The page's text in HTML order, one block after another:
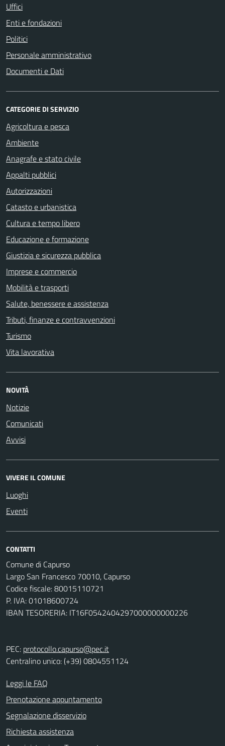
Uffici
Enti e fondazioni
Politici
Personale amministrativo
Documenti e Dati
CATEGORIE DI SERVIZIO
Agricoltura e pesca
Ambiente
Anagrafe e stato civile
Appalti pubblici
Autorizzazioni
Catasto e urbanistica
Cultura e tempo libero
Educazione e formazione
Giustizia e sicurezza pubblica
Imprese e commercio
Mobilità e trasporti
Salute, benessere e assistenza
Tributi, finanze e contravvenzioni
Turismo
Vita lavorativa
NOVITÀ
Notizie
Comunicati
Avvisi
VIVERE IL COMUNE
Luoghi
Eventi
CONTATTI
Comune di Capurso
Largo San Francesco 70010, Capurso
Codice fiscale: 80015110721
P. IVA: 01018600724
IBAN TESORERIA: IT16F0542404297000000000226
PEC: protocollo.capurso@pec.it
Centralino unico: (+39) 0804551124
Leggi le FAQ
Prenotazione appuntamento
Segnalazione disservizio
Richiesta assistenza